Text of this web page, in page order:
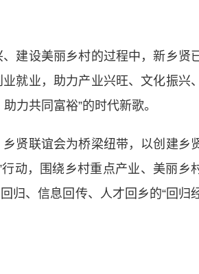
建设美丽乡村的过程中，新乡贤
就业，助力产业兴旺、文化振兴、
力共同富裕”的时代新歌。
贤联谊会为桥梁纽带，以创建乡
动，围绕乡村重点产业、美丽乡
归、信息回传、人才回乡的“回归